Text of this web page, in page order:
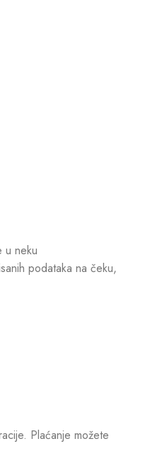
u neku
podataka na čeku,
Plaćanje možete